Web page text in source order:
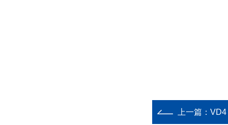
上一篇： VD4